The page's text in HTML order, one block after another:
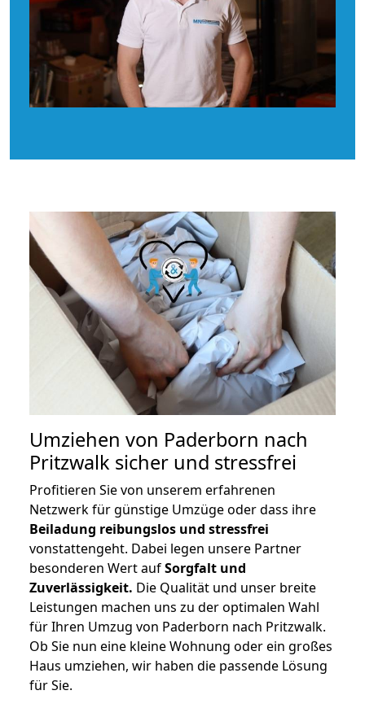
Umziehen von Paderborn nach
Pritzwalk sicher und stressfrei
Profitieren Sie von unserem erfahrenen
Netzwerk für günstige Umzüge oder dass ihre
Beiladung reibungslos und stressfrei
vonstattengeht. Dabei legen unsere Partner
besonderen Wert aufSorgfalt und
Zuverlässigkeit. Die Qualität und unser breite
Leistungen machen uns zu der optimalen Wahl
für Ihren Umzug von Paderborn nach Pritzwalk.
Ob Sie nun eine kleine Wohnung oder ein großes
Haus umziehen, wir haben die passende Lösung
für Sie.